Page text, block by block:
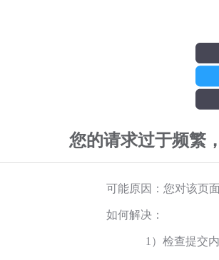
您的请求过于频繁
可能原因：您对该页
如何解决：
1）检查提交